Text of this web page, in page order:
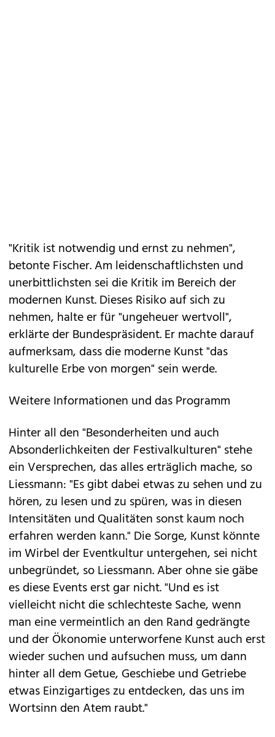
"Kritik ist notwendig und ernst zu nehmen",
betonte Fischer. Am leidenschaftlichsten und
unerbittlichsten sei die Kritik im Bereich der
modernen Kunst. Dieses Risiko auf sich zu
nehmen, halte er für "ungeheuer wertvoll",
erklärte der Bundespräsident. Er machte darauf
aufmerksam, dass die moderne Kunst "das
kulturelle Erbe von morgen" sein werde.
Weitere Informationen und das Programm
Hinter all den "Besonderheiten und auch
Absonderlichkeiten der Festivalkulturen" stehe
ein Versprechen, das alles erträglich mache, so
Liessmann: "Es gibt dabei etwas zu sehen und zu
hören, zu lesen und zu spüren, was in diesen
Intensitäten und Qualitäten sonst kaum noch
erfahren werden kann." Die Sorge, Kunst könnte
im Wirbel der Eventkultur untergehen, sei nicht
unbegründet, so Liessmann. Aber ohne sie gäbe
es diese Events erst gar nicht. "Und es ist
vielleicht nicht die schlechteste Sache, wenn
man eine vermeintlich an den Rand gedrängte
und der Ökonomie unterworfene Kunst auch erst
wieder suchen und aufsuchen muss, um dann
hinter all dem Getue, Geschiebe und Getriebe
etwas Einzigartiges zu entdecken, das uns im
Wortsinn den Atem raubt."